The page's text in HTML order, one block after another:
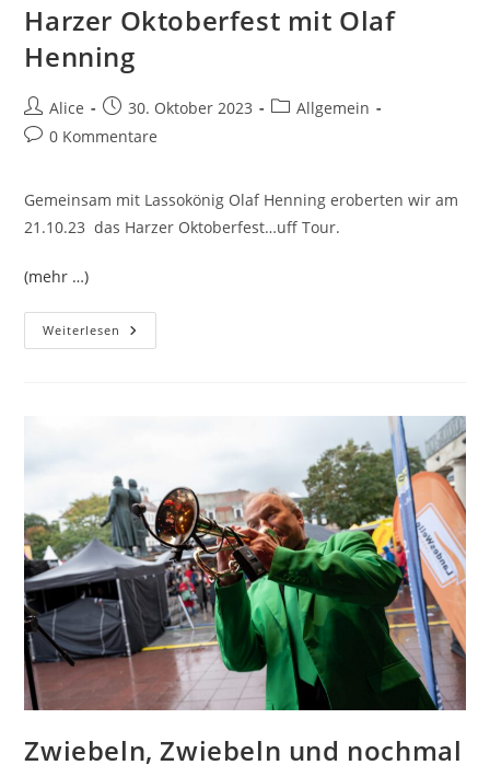
Harzer Oktoberfest mit Olaf
Henning
Beitrags-
Autor:
Alice
Beitrag
veröffentlicht:
30. Oktober 2023
Beitrags-
Allgemein
Beitrags-
0 Kommentare
Gemeinsam mit Lassokönig Olaf Henning eroberten wir am
21.10.23 das Harzer Oktoberfest…uff Tour.
(mehr …)
Weiterlesen Harzer
Oktoberfest
Zwiebeln, Zwiebeln und nochmal